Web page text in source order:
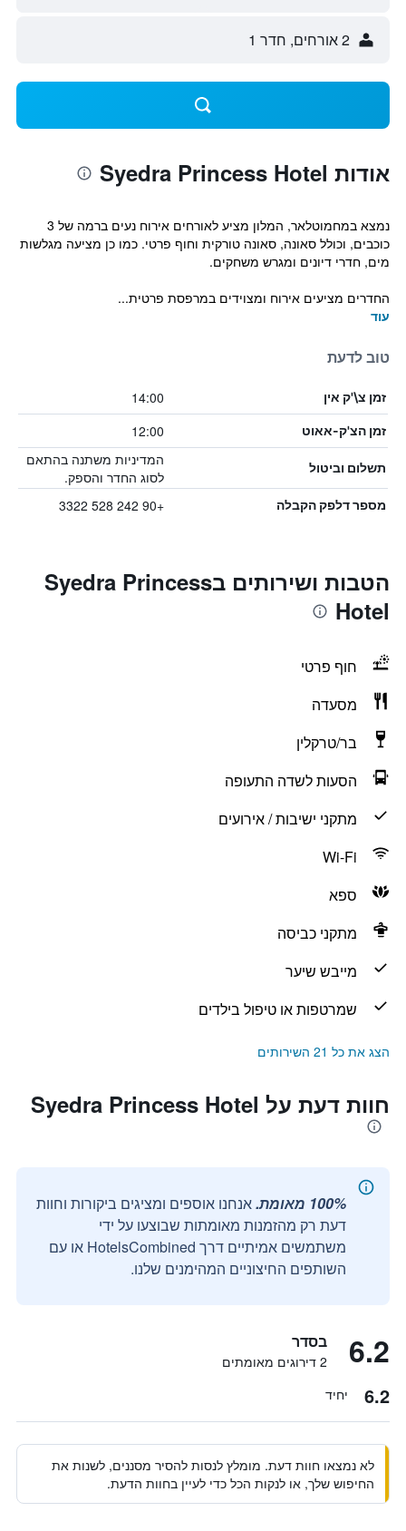
2 אורחים, חדר 1
אודות Syedra Princess Hotel
נמצא במחמוטלאר, המלון מציע לאורחים אירוח נעים ברמה של 3
כוכבים, וכולל סאונה, סאונה טורקית וחוף פרטי. כמו כן מציעה מגלשות
מים, חדרי דיונים ומגרש משחקים.
החדרים מציעים אירוח ומצוידים במרפסת פרטית...
עוד
טוב לדעת
זמן צ\'ק אין 14:00
זמן הצ'ק-אאוט 12:00
תשלום וביטול
המדיניות משתנה בהתאם
לסוג החדר והספק.
מספר דלפק הקבלה +90 242 528 3322
הטבות ושירותים בSyedra Princess
Hotel
חוף פרטי
מסעדה
בר/טרקלין
הסעות לשדה התעופה
מתקני ישיבות / אירועים
Wi-Fi
ספא
מתקני כביסה
מייבש שיער
שמרטפות או טיפול בילדים
הצג את כל 21 השירותים
חוות דעת על Syedra Princess Hotel
100% מאומת.
אנחנו אוספים ומציגים ביקורות וחוות
דעת רק מהזמנות מאומתות שבוצעו על ידי
משתמשים אמיתיים דרך HotelsCombined או עם
השותפים החיצוניים המהימנים שלנו.
6.2 בסדר
2 דירוגים מאומתים
6.2 יחיד
לא נמצאו חוות דעת. מומלץ לנסות להסיר מסננים, לשנות את
החיפוש שלך, או לנקות הכל כדי לעיין בחוות הדעת.